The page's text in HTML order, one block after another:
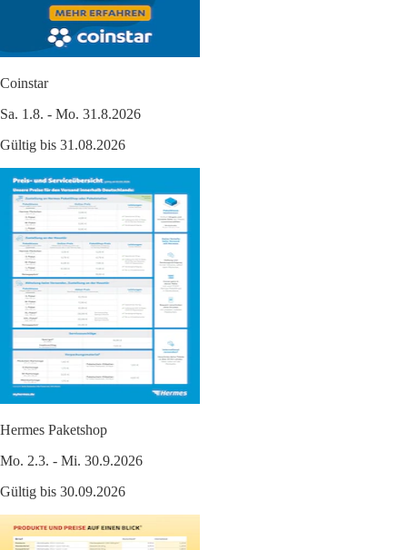
Coinstar
Sa. 1.8. - Mo. 31.8.2026
Gültig bis 31.08.2026
Hermes Paketshop
Mo. 2.3. - Mi. 30.9.2026
Gültig bis 30.09.2026